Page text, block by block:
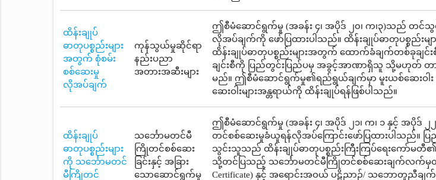
ထိန်းချုပ်
ဓာတုပစ္စည်းများ
အတွက် စုံစမ်း
စစ်ဆေးမှု
လိုအပ်ချက်
ကုန်သွယ်မှုဆိုင်ရာ
နည်းပညာ
အတားအဆီးများ
ဤစီမံဆောင်ရွက်မှု (အခန်း ၄၊ အပိုဒ် ၂၀၊ က၊၃)သည် တင်သွ
လိုအပ်ချက်ကို ဖော်ပြထားပါသည်။ ထိန်းချုပ်ဓာတုပစ္စည်း
ထိန်းချုပ်ဓာတုပစ္စည်းများအတွက် ထောက်ခံချက်တစ်ခုချင်
ချင်းစီကို ပြည်တွင်းပြည်ပမှ အခွင့်အာဏာရှိသူ သို့မဟုတ်
မည်။ ဤစီမံဆောင်ရွက်မှု၏ရည်ရွယ်ချက်မှာ မူးယစ်ဆေးဝါ
ဆေးဝါးများအန္တရာယ်ကို ထိန်းချုပ်ရန်ဖြစ်ပါသည်။
ထိန်းချုပ်
ဓာတုပစ္စည်းများ
ကို သင်္ဘောမတင်
မီကြိုတင်
သင်္ဘောမတင်မီ
ကြိုတင်စစ်ဆေး
ခြင်းနှင့် အခြား
သောဆောင်ရွက်မှု
ဤစီမံဆောင်ရွက်မှု (အခန်း ၄၊ အပိုဒ် ၂၁၊ က၊ ၁ နှင့် အပိုဒ်
တင်စစ်ဆေးမှုခံယူရန်လိုအပ်ကြောင်းဖော်ပြထားပါသည်။ ပ
သွင်းသူသည် ထိန်းချုပ်ဓာတုပစ္စည်းကြီးကြပ်ရေးကော်မ
သို့တင်ပြသည့် သင်္ဘောမတင်မီကြိုတင်စစ်ဆေးချက်လက်မှတ်
Certificate) နှင့် အရောင်းအဝယ် ပဋိညာဉ်/ သဘောတူညီချ